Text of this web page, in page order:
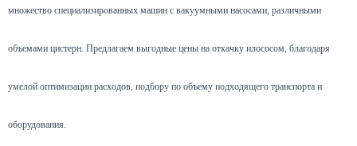
множество специализированных машин с вакуумными насосами, различными
объемами цистерн. Предлагаем выгодные цены на откачку илососом, благодаря
умелой оптимизации расходов, подбору по объему подходящего транспорта и
оборудования.